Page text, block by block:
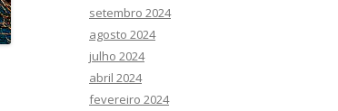
setembro 2024
agosto 2024
julho 2024
abril 2024
fevereiro 2024